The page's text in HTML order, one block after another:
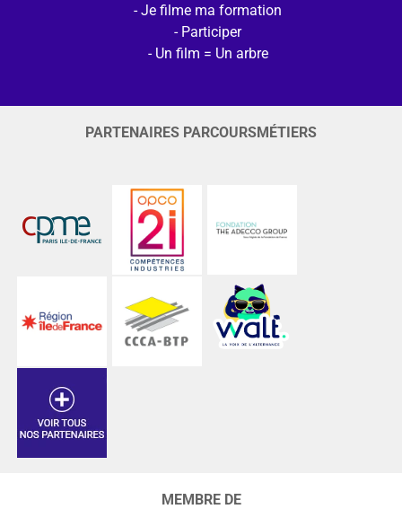
Je filme ma formation
Participer
Un film = Un arbre
PARTENAIRES PARCOURSMÉTIERS
MEMBRE DE